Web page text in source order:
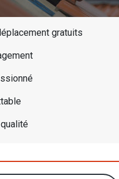
gratuits